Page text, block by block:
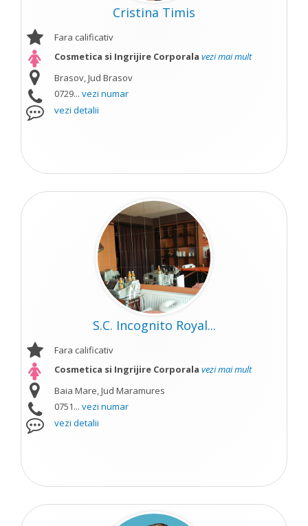
Cristina Timis
Fara calificativ
Cosmetica si Ingrijire Corporala vezi mai mult
Brasov, Jud Brasov
0729... vezi numar
vezi detalii
S.C. Incognito Royal...
Fara calificativ
Cosmetica si Ingrijire Corporala vezi mai mult
Baia Mare, Jud Maramures
0751... vezi numar
vezi detalii